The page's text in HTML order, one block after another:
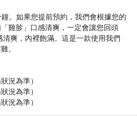
。如果您提前預約，我們會根據您的
雞胗」口感清爽，一定會讓您回頭
爽，內裡飽滿。這是一款使用我們
。
況為準）
況為準）
況為準）